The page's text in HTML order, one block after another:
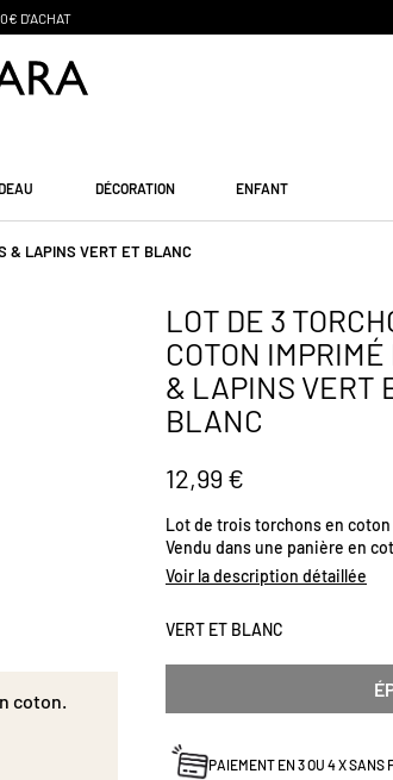
PAIEMENT EN 3 SANS FRAIS
DÉCORATION ENFANT
& LAPINS VERT ET BLANC
LOT DE 3
COTON
& LAPINS VERT
BLANC
12,99 €
Lot de trois torchons en
Vendu dans une panière en
maison de campagne.
Voir la description détaillée
VERT ET BLANC
PAIEMENT EN 3 OU 4 X SANS
coton.